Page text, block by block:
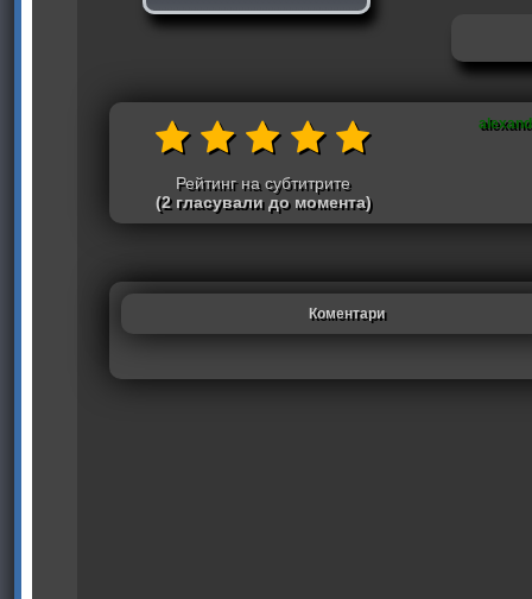
Рейтинг на субтитрите
(2 гласували до момента)
Коментари